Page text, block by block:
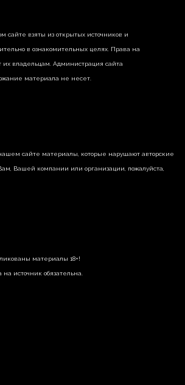
сайте взяты из открытых источников и
в ознакомительных целях. Права на
владельцам. Администрация сайта
материала не несет.
сайте материалы, которые нарушают авторские
Вашей компании или организации, пожалуйста,
материалы 18+!
источник обязательна.